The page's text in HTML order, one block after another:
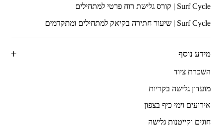
מידע נוסף
השכרת ציוד
מועדון גלישה בקריות
אירועים וימי כיף בצפון
חוגים וקייטנות גלישה